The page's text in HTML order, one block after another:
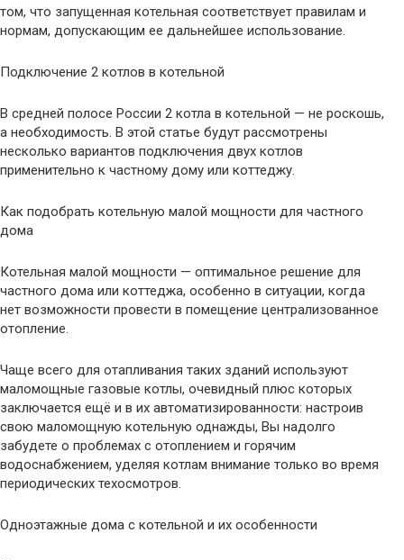
том, что запущенная котельная соответствует правилам и
нормам, допускающим ее дальнейшее использование.
Подключение 2 котлов в котельной
В средней полосе России 2 котла в котельной — не роскошь,
а необходимость. В этой статье будут рассмотрены
несколько вариантов подключения двух котлов
применительно к частному дому или коттеджу.
Как подобрать котельную малой мощности для частного
дома
Котельная малой мощности — оптимальное решение для
частного дома или коттеджа, особенно в ситуации, когда
нет возможности провести в помещение централизованное
отопление.
Чаще всего для отапливания таких зданий используют
маломощные газовые котлы, очевидный плюс которых
заключается ещё и в их автоматизированности: настроив
свою маломощную котельную однажды, Вы надолго
забудете о проблемах с отоплением и горячим
водоснабжением, уделяя котлам внимание только во время
периодических техосмотров.
Одноэтажные дома с котельной и их особенности